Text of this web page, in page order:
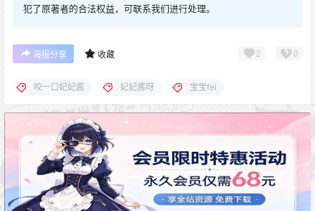
犯了原著者的合法权益，可联系我们进行处理。
海报分享 收藏 2 0
咬一口妃妃酱 妃妃酱呀 宝宝fei